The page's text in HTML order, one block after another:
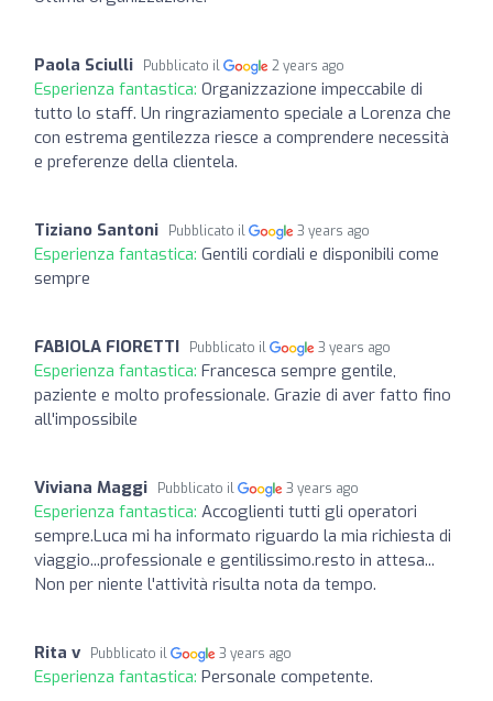
Paola Sciulli Pubblicato il 2 years ago
Esperienza fantastica: Organizzazione impeccabile di
tutto lo staff. Un ringraziamento speciale a Lorenza che
con estrema gentilezza riesce a comprendere necessità
e preferenze della clientela.
Tiziano Santoni Pubblicato il 3 years ago
Esperienza fantastica: Gentili cordiali e disponibili come
sempre
FABIOLA FIORETTI Pubblicato il 3 years ago
Esperienza fantastica: Francesca sempre gentile,
paziente e molto professionale. Grazie di aver fatto fino
all'impossibile
Viviana Maggi Pubblicato il 3 years ago
Esperienza fantastica: Accoglienti tutti gli operatori
sempre.Luca mi ha informato riguardo la mia richiesta di
viaggio...professionale e gentilissimo.resto in attesa...
Non per niente l'attività risulta nota da tempo.
Rita v Pubblicato il 3 years ago
Esperienza fantastica: Personale competente.